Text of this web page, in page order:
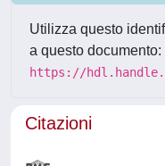
Utilizza questo
a questo documento:
https://
Citazioni